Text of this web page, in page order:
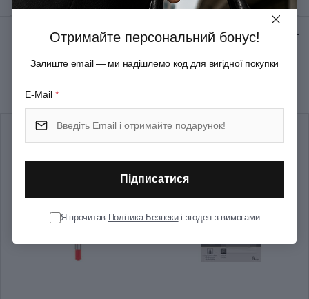
Тип випуску товару Серійний
Відгуки: ★ 0 (0)
Отримайте персональний бонус!
Залиште email — ми надішлемо код для вигідної покупки
E-Mail *
Підписатися
Я прочитав Політика Безпекиі згоден з вимогами